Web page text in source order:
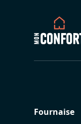
Fournaise